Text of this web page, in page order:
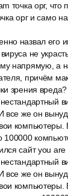
точка орг, что
орг и само
назвал его
не
напрямую, а
причём
зрения
все же он
100000
сайт you are
все же он